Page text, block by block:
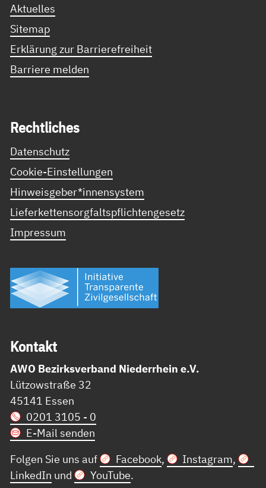
Aktuelles
Sitemap
Erklärung zur Barrierefreiheit
Barriere melden
Recht­li­ches
Datenschutz
Cookie-Einstellungen
Hinweisgeber*innensystem
Lieferkettensorgfaltspflichtengesetz
Impressum
Kon­takt
AWO Bezirksverband Niederrhein e.V.
Lützowstraße 32
45141 Essen
0201 3105 - 0
E-Mail senden
Folgen Sie uns auf
Facebook, Instagram,
LinkedIn und YouTube.